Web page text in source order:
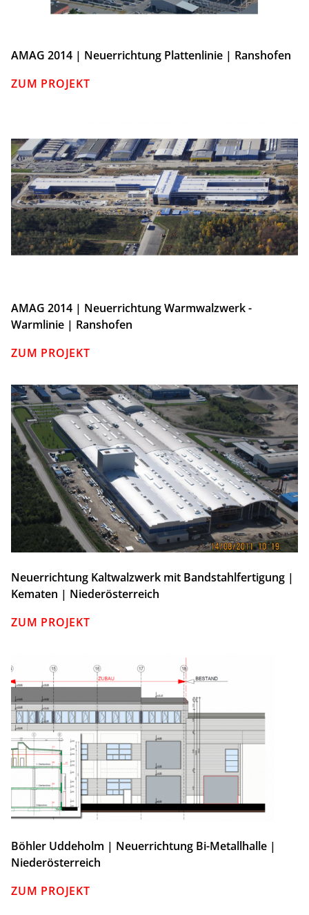
AMAG 2014 | Neuerrichtung Plattenlinie | Ranshofen
ZUM PROJEKT
AMAG 2014 | Neuerrichtung Warmwalzwerk -
Warmlinie | Ranshofen
ZUM PROJEKT
Neuerrichtung Kaltwalzwerk mit Bandstahlfertigung |
Kematen | Niederösterreich
ZUM PROJEKT
Böhler Uddeholm | Neuerrichtung Bi-Metallhalle |
Niederösterreich
ZUM PROJEKT